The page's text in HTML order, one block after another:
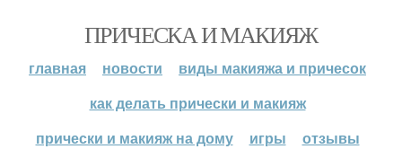
ПРИЧЕСКА И МАКИЯЖ
главная новости
виды макияжа и причесок
как делать прически и макияж
прически и макияж на дому
игры отзывы